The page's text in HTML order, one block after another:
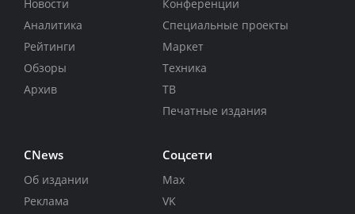
Новости
Аналитика
Рейтинги
Обзоры
Архив
Конференции
Специальные проекты
Маркет
Техника
ТВ
Печатные издания
CNews
Об издании
Реклама
Соцсети
Max
VK